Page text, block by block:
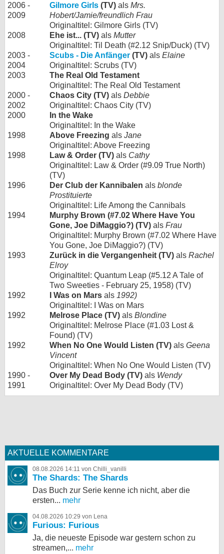
2006 -
2009
Gilmore Girls (TV) als Mrs.
Hobert/Jamie/freundlich Frau
Originaltitel: Gilmore Girls (TV)
2008
Ehe ist... (TV) als Mutter
Originaltitel: Til Death (#2.12 Snip/Duck) (TV)
2003 -
2004
Scubs - Die Anfänger (TV) als Elaine
Originaltitel: Scrubs (TV)
2003
The Real Old Testament
Originaltitel: The Real Old Testament
2000 -
2002
Chaos City (TV) als Debbie
Originaltitel: Chaos City (TV)
2000
In the Wake
Originaltitel: In the Wake
1998
Above Freezing als Jane
Originaltitel: Above Freezing
1998
Law & Order (TV) als Cathy
Originaltitel: Law & Order (#9.09 True North)
(TV)
1996
Der Club der Kannibalen als blonde
Prostituierte
Originaltitel: Life Among the Cannibals
1994
Murphy Brown (#7.02 Where Have You
Gone, Joe DiMaggio?) (TV) als Frau
Originaltitel: Murphy Brown (#7.02 Where Have
You Gone, Joe DiMaggio?) (TV)
1993
Zurück in die Vergangenheit (TV) als Rachel
Elroy
Originaltitel: Quantum Leap (#5.12 A Tale of
Two Sweeties - February 25, 1958) (TV)
1992
I Was on Mars als 1992)
Originaltitel: I Was on Mars
1992
Melrose Place (TV) als Blondine
Originaltitel: Melrose Place (#1.03 Lost &
Found) (TV)
1992
When No One Would Listen (TV) als Geena
Vincent
Originaltitel: When No One Would Listen (TV)
1990 -
1991
Over My Dead Body (TV) als Wendy
Originaltitel: Over My Dead Body (TV)
AKTUELLE KOMMENTARE
08.08.2026 14:11 von Chilli_vanilli
The Shards: The Shards
Das Buch zur Serie kenne ich nicht, aber die
ersten... mehr
04.08.2026 10:29 von Lena
Furious: Furious
Ja, die neueste Episode war gestern schon zu
streamen,... mehr